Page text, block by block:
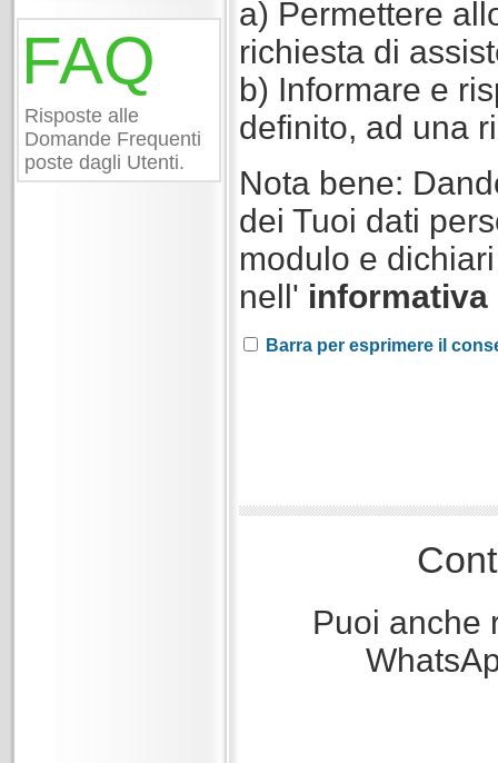
FAQ
Risposte alle
Domande Frequenti
poste dagli Utenti.
a) Permettere
richiesta di
b) Informare e
definito, ad una
Nota bene:
dei Tuoi dati
modulo e
nell' informativa
Barra per esprimere il
Puoi anche